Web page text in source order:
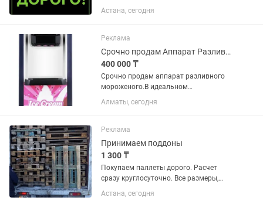
в любом состоянии дорого звоните
пишите отправляйте фото
Астана, сегодня
Реклама
Срочно продам Аппарат Разливного Мороженого
400 000 ₸
Срочно продам аппарат разливного
мороженого.В идеальном
состоянии,нигде ниче не сломано,все
отлично работает.Покупали
одной.Второй только несколько раз
включали и все
Алматы, сегодня
Реклама
Принимаем поддоны
1 300 ₸
Покупаем паллеты дорого. Расчет
сразу круглосуточно. Все размеры,
сломанные темные все подряд
покупаем
Астана, сегодня